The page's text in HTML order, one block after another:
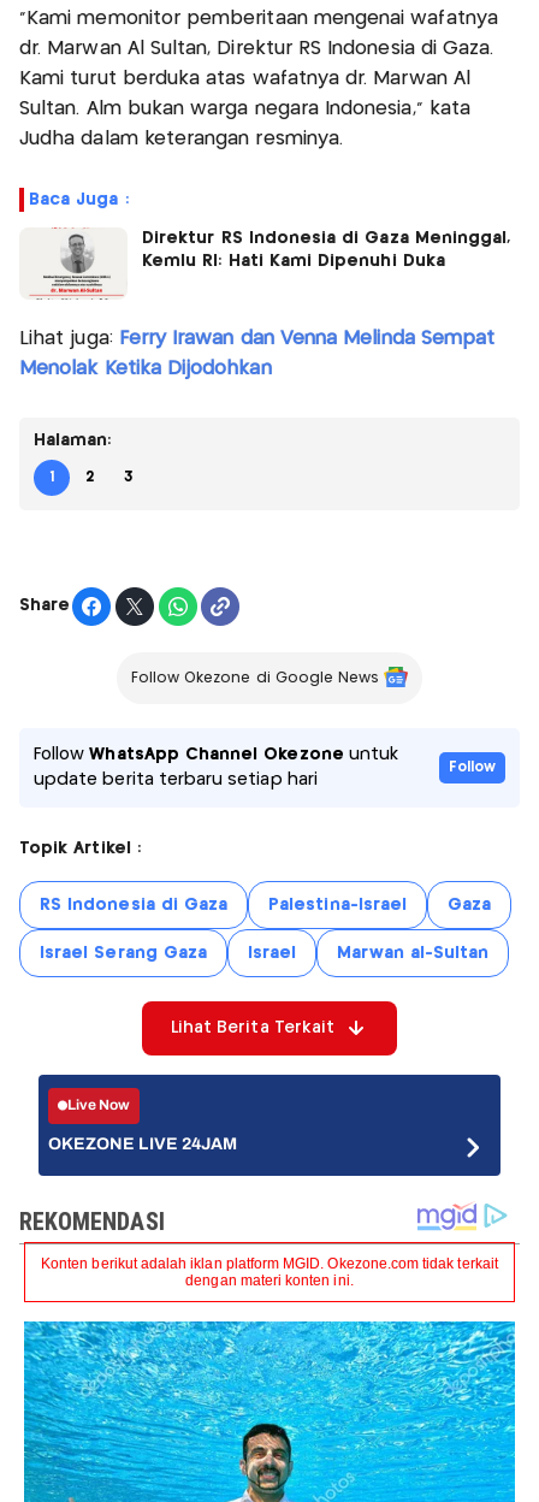
"Kami memonitor pemberitaan mengenai wafatnya
dr. Marwan Al Sultan, Direktur RS Indonesia di Gaza.
Kami turut berduka atas wafatnya dr. Marwan Al
Sultan. Alm bukan warga negara Indonesia," kata
Judha dalam keterangan resminya.
Baca Juga :
Direktur RS Indonesia di Gaza Meninggal,
Kemlu RI: Hati Kami Dipenuhi Duka
Lihat juga: Ferry Irawan dan Venna Melinda Sempat
Menolak Ketika Dijodohkan
Halaman:
1 2 3
Share
Follow Okezone di Google News
FollowWhatsApp Channel Okezone untuk
update berita terbaru setiap hari
Follow
Topik Artikel :
RS Indonesia di Gaza Palestina-Israel Gaza
Israel Serang Gaza Israel Marwan al-Sultan
Lihat Berita Terkait
Live Now
OKEZONE LIVE 24JAM